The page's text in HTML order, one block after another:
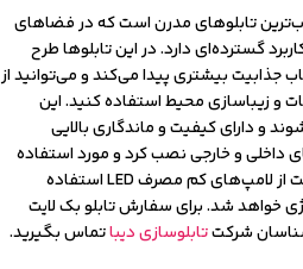
تابلوهای مدرن است که در فضاهای
گسترده‌ای دارد. در این تابلوها طرح
جذابیت بیشتری پیدا می‌کند و می‌توانید از
و زیباسازی محیط استفاده کنید. این
و دارای کیفیت و ماندگاری بالایی
داخلی و خارجی نصب کرد و مورد استفاده
قرار داد. برای نورپردازی تابلو بک لایت از لامپ‌های کم مصرف LED استفاده
خواهد شد. برای سفارش تابلو بک لایت
شرکتتابلوسازی دیباتماس بگیرید.